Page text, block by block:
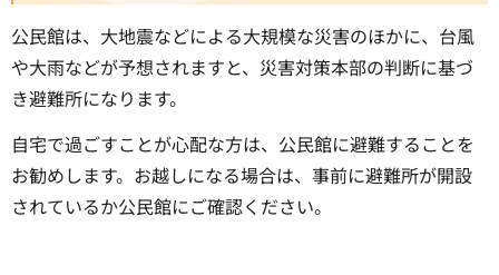
公民館は、大地震などによる大規模な災害のほかに、台風
や大雨などが予想されますと、災害対策本部の判断に基づ
き避難所になります。
自宅で過ごすことが心配な方は、公民館に避難することを
お勧めします。お越しになる場合は、事前に避難所が開設
されているか公民館にご確認ください。